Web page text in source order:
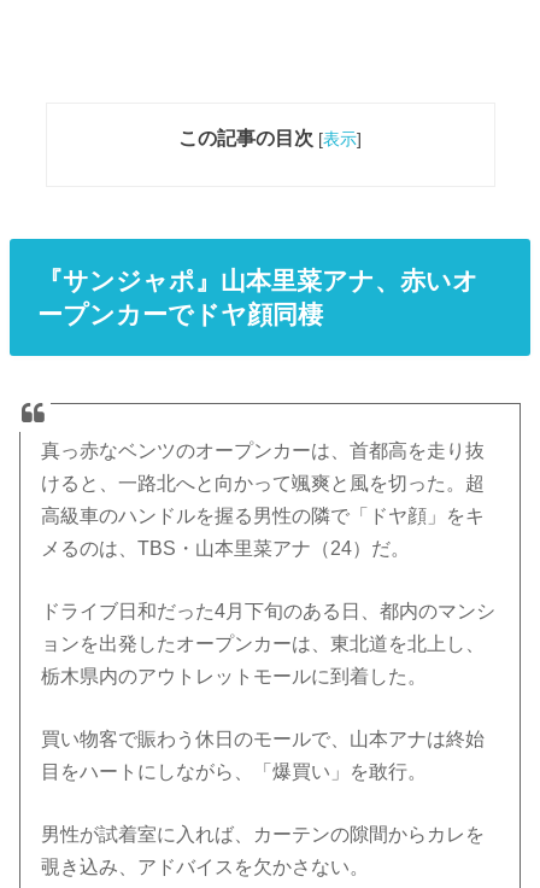
この記事の目次 [表示]
『サンジャポ』山本里菜アナ、赤いオ
ープンカーでドヤ顔同棲
真っ赤なベンツのオープンカーは、首都高を走り抜
けると、一路北へと向かって颯爽と風を切った。超
高級車のハンドルを握る男性の隣で「ドヤ顔」をキ
メるのは、TBS・山本里菜アナ（24）だ。
ドライブ日和だった4月下旬のある日、都内のマンシ
ョンを出発したオープンカーは、東北道を北上し、
栃木県内のアウトレットモールに到着した。
買い物客で賑わう休日のモールで、山本アナは終始
目をハートにしながら、「爆買い」を敢行。
男性が試着室に入れば、カーテンの隙間からカレを
覗き込み、アドバイスを欠かさない。